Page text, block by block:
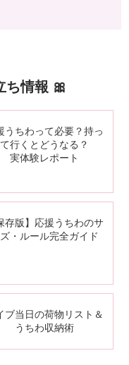
ち情報 🎀
て行くとどうなる？
実体験レポート